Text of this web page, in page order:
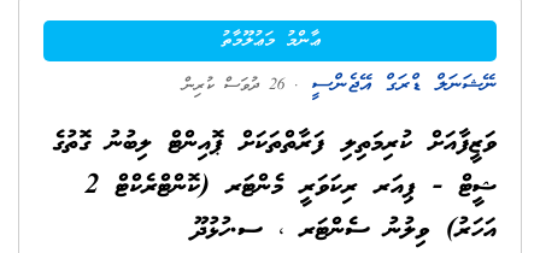
ޢާންމު މަޢުލޫމާތު
ނޭޝަނަލް ޑްރަގް އޭޖެންސީ . 26 ދުވަސް ކުރިން
ވަޒީފާއަށް ކުރިމަތިލި ފަރާތްތަކަށް ޕޮއިންޓް ލިބުނު ގޮތުގެ
ޝީޓް - ޕިއަރ ރިކަވަރީ މެންޓަރ (ކޮންޓްރެކްޓް 2
އަހަރު) ވިލުނު ސެންޓަރ ، ސ.ހުޅުދޫ